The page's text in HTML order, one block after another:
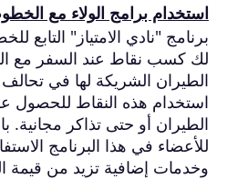
استخدام برامج الولاء مع
برنامج "نادي الامتياز" التابع
لك كسب نقاط عند السفر مع
الطيران الشريكة لها في
استخدام هذه النقاط للحصول
الطيران أو حتى تذاكر مجانية.
للأعضاء في هذا البرنامج
وخدمات إضافية تزيد من قيمة